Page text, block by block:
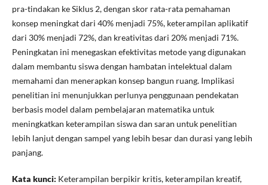
pra-tindakan ke Siklus 2, dengan skor rata-rata pemahaman
konsep meningkat dari 40% menjadi 75%, keterampilan aplikatif
dari 30% menjadi 72%, dan kreativitas dari 20% menjadi 71%.
Peningkatan ini menegaskan efektivitas metode yang digunakan
dalam membantu siswa dengan hambatan intelektual dalam
memahami dan menerapkan konsep bangun ruang. Implikasi
penelitian ini menunjukkan perlunya penggunaan pendekatan
berbasis model dalam pembelajaran matematika untuk
meningkatkan keterampilan siswa dan saran untuk penelitian
lebih lanjut dengan sampel yang lebih besar dan durasi yang lebih
panjang.
Kata kunci: Keterampilan berpikir kritis, keterampilan kreatif,